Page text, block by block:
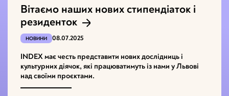
Вітаємо наших нових стипендіаток і
резиденток
НОВИНИ 08.07.2025
INDEX має честь представити нових дослідниць і
культурних діячок, які працюватимуть із нами у Львові
над своїми проєктами.